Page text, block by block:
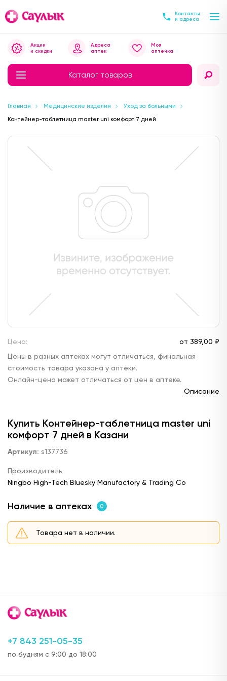
Контакты
и адреса
Каталог товаров
Акции
и скидки
Адреса
аптек
Моя
аптечка
Главная Медицинские изделия
Уход за больными
Контейнер-таблетница master uni комфорт 7 дней
Цена: от 389,00 ₽
Цены в разных аптеках могут отличаться, финальная
стоимость товара указана у аптеки.
Онлайн-цена может отличаться от цен в аптеке.
Описание
Купить Контейнер-таблетница master uni
комфорт 7 дней в Казани
Артикул: s137736
Производитель
Ningbo High-Tech Bluesky Manufactory & Trading Co
Наличие в аптеках 0
Товара нет в наличии.
+7 843 251-05-35
по будням с 9:00 до 18:00